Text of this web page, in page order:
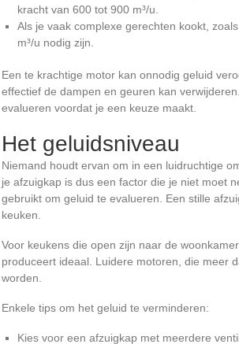
kracht van 600 tot 900 m³/u.
Als je vaak complexe gerechten kookt,
m³/u nodig zijn.
Een te krachtige motor kan onnodig geluid
effectief de dampen en geuren kan
evalueren voordat je een keuze maakt.
Het geluidsniveau
Niemand houdt ervan om in een luidruchtige
je afzuigkap is dus een factor die je niet moet
gebruikt om geluid te evalueren. Een stille
keuken.
Voor keukens die open zijn naar de
produceert ideaal. Luidere motoren, die meer
worden.
Enkele tips om het geluid te verminderen:
Kies voor een afzuigkap met meerdere